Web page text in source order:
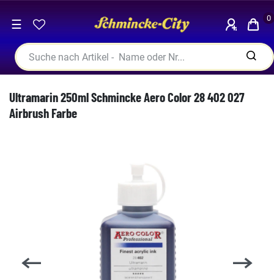
☰ 0
Ultramarin 250ml Schmincke Aero Color 28 402 027
Airbrush Farbe